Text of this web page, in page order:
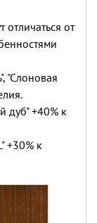
от
"Слоновая
дуб" +40% к
+30% к